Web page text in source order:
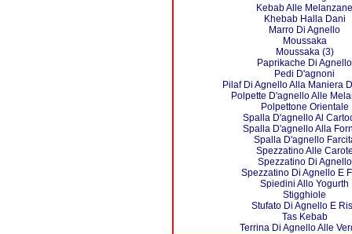
Kebab Alle Melanzane
Khebab Halla Dani
Marro Di Agnello
Moussaka
Moussaka (3)
Paprikache Di Agnello
Pedi D'agnoni
Pilaf Di Agnello Alla Maniera
Polpette D'agnello Alle
Polpettone Orientale
Spalla D'agnello Al
Spalla D'agnello Alla
Spalla D'agnello
Spezzatino Alle
Spezzatino Di Agnello
Spezzatino Di Agnello E
Spiedini Allo Yogurth
Stigghiole
Stufato Di Agnello E
Tas Kebab
Terrina Di Agnello Alle